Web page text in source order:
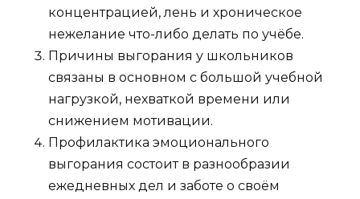
концентрацией, лень и хроническое
нежелание что-либо делать по учёбе.
Причины выгорания у школьников
связаны в основном с большой учебной
нагрузкой, нехваткой времени или
снижением мотивации.
Профилактика эмоционального
выгорания состоит в разнообразии
ежедневных дел и заботе о своём